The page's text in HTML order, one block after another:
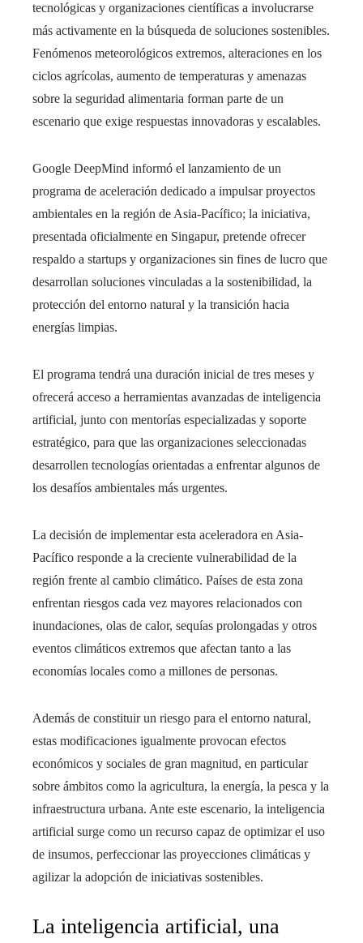
tecnológicas y organizaciones científicas a involucrarse
más activamente en la búsqueda de soluciones sostenibles.
Fenómenos meteorológicos extremos, alteraciones en los
ciclos agrícolas, aumento de temperaturas y amenazas
sobre la seguridad alimentaria forman parte de un
escenario que exige respuestas innovadoras y escalables.
Google DeepMind informó el lanzamiento de un
programa de aceleración dedicado a impulsar proyectos
ambientales en la región de Asia-Pacífico; la iniciativa,
presentada oficialmente en Singapur, pretende ofrecer
respaldo a startups y organizaciones sin fines de lucro que
desarrollan soluciones vinculadas a la sostenibilidad, la
protección del entorno natural y la transición hacia
energías limpias.
El programa tendrá una duración inicial de tres meses y
ofrecerá acceso a herramientas avanzadas de inteligencia
artificial, junto con mentorías especializadas y soporte
estratégico, para que las organizaciones seleccionadas
desarrollen tecnologías orientadas a enfrentar algunos de
los desafíos ambientales más urgentes.
La decisión de implementar esta aceleradora en Asia-
Pacífico responde a la creciente vulnerabilidad de la
región frente al cambio climático. Países de esta zona
enfrentan riesgos cada vez mayores relacionados con
inundaciones, olas de calor, sequías prolongadas y otros
eventos climáticos extremos que afectan tanto a las
economías locales como a millones de personas.
Además de constituir un riesgo para el entorno natural,
estas modificaciones igualmente provocan efectos
económicos y sociales de gran magnitud, en particular
sobre ámbitos como la agricultura, la energía, la pesca y la
infraestructura urbana. Ante este escenario, la inteligencia
artificial surge como un recurso capaz de optimizar el uso
de insumos, perfeccionar las proyecciones climáticas y
agilizar la adopción de iniciativas sostenibles.
La inteligencia artificial, una